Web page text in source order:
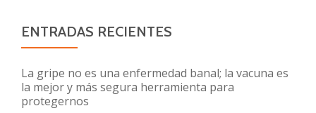
ENTRADAS RECIENTES
La gripe no es una enfermedad banal; la vacuna es
la mejor y más segura herramienta para
protegernos